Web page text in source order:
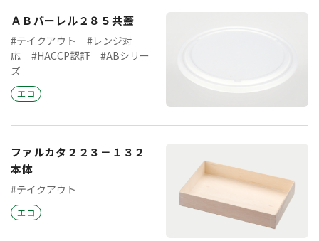
ＡＢバーレル２８５共蓋
#テイクアウト
#レンジ対
応
#HACCP認証
#ABシリー
ズ
エコ
ファルカタ２２３－１３２
本体
#テイクアウト
エコ